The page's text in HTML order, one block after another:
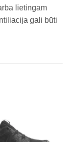
lietingam
gali būti